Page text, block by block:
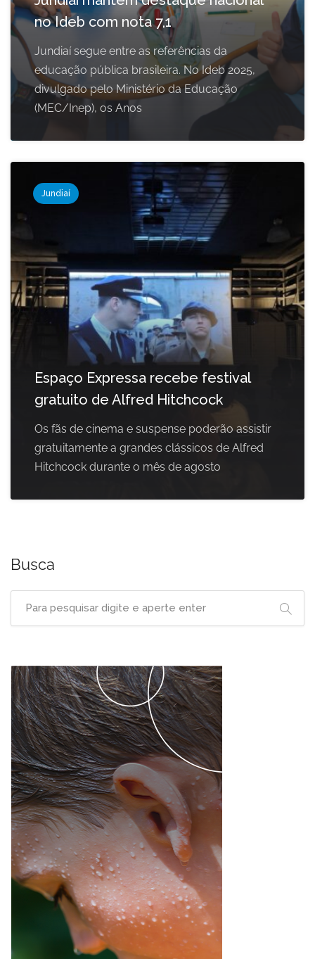
no Ideb com nota 7,1
Jundiaí segue entre as referências da
educação pública brasileira. No Ideb 2025,
divulgado pelo Ministério da Educação
(MEC/Inep), os Anos
Jundiaí
Espaço Expressa recebe festival
gratuito de Alfred Hitchcock
Os fãs de cinema e suspense poderão assistir
gratuitamente a grandes clássicos de Alfred
Hitchcock durante o mês de agosto
Busca